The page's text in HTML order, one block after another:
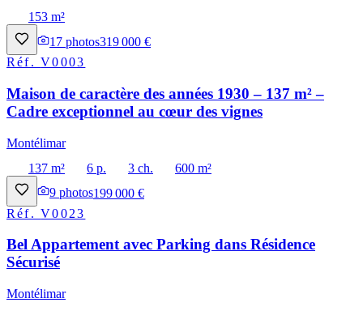
153 m²
17 photos319 000 €
Réf.V0003
Maison de caractère des années 1930 – 137 m² –
Cadre exceptionnel au cœur des vignes
Montélimar
137 m²
6 p. 3 ch.
600 m²
9 photos199 000 €
Réf.V0023
Bel Appartement avec Parking dans Résidence
Sécurisé
Montélimar